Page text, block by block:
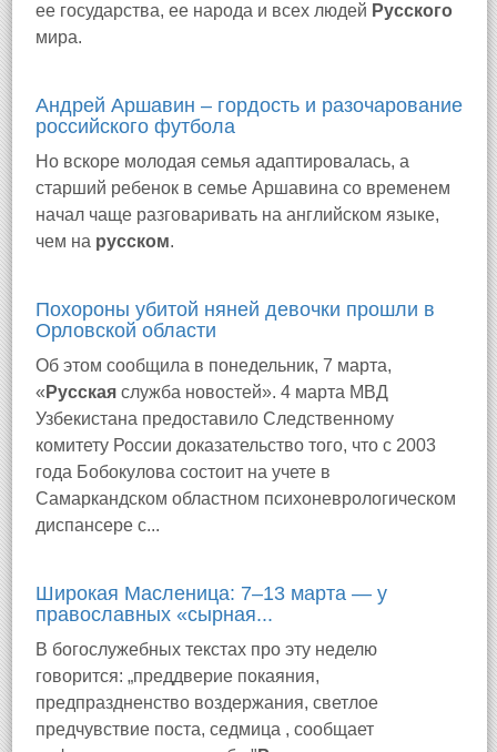
ее государства, ее народа и всех людей Русского
мира.
Андрей Аршавин – гордость и разочарование
российского футбола
Но вскоре молодая семья адаптировалась, а
старший ребенок в семье Аршавина со временем
начал чаще разговаривать на английском языке,
чем на русском.
Похороны убитой няней девочки прошли в
Орловской области
Об этом сообщила в понедельник, 7 марта,
« Русская служба новостей». 4 марта МВД
Узбекистана предоставило Следственному
комитету России доказательство того, что с 2003
года Бобокулова состоит на учете в
Самаркандском областном психоневрологическом
диспансере с...
Широкая Масленица: 7–13 марта — у
православных «сырная...
В богослужебных текстах про эту неделю
говорится: „преддверие покаяния,
предпраздненство воздержания, светлое
предчувствие поста, седмица , сообщает